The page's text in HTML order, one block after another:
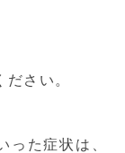
さい。
った症状は、